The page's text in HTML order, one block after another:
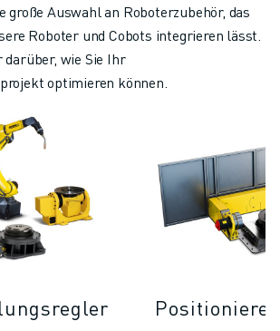
große Auswahl an Roboterzubehör, das
Roboter und Cobots integrieren lässt.
wie Sie Ihr
optimieren können.